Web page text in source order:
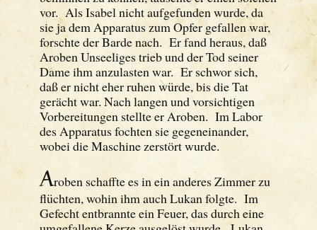
vor. Als Isabel nicht aufgefunden wurde, da
sie ja dem Apparatus zum Opfer gefallen war,
forschte der Barde nach. Er fand heraus, daß
Aroben Unseeliges trieb und der Tod seiner
Dame ihm anzulasten war. Er schwor sich,
daß er nicht eher ruhen würde, bis die Tat
gerächt war. Nach langen und vorsichtigen
Vorbereitungen stellte er Aroben. Im Labor
des Apparatus fochten sie gegeneinander,
wobei die Maschine zerstört wurde.
Aroben schaffte es in ein anderes Zimmer zu
flüchten, wohin ihm auch Lukan folgte. Im
Gefecht entbrannte ein Feuer, das durch eine